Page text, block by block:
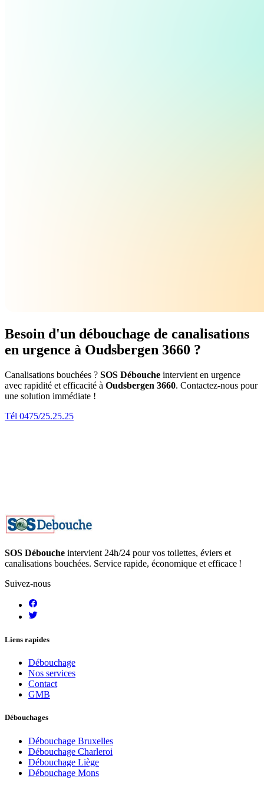
Besoin d'un débouchage de canalisations
en urgence à Oudsbergen 3660 ?
Canalisations bouchées ? SOS Débouche intervient en urgence
avec rapidité et efficacité à Oudsbergen 3660. Contactez-nous pour
une solution immédiate !
Tél 0475/25.25.25
SOS Débouche intervient 24h/24 pour vos toilettes, éviers et
canalisations bouchées. Service rapide, économique et efficace !
Suivez-nous
Liens rapides
Débouchage
Nos services
Contact
GMB
Débouchages
Débouchage Bruxelles
Débouchage Charleroi
Débouchage Liège
Débouchage Mons